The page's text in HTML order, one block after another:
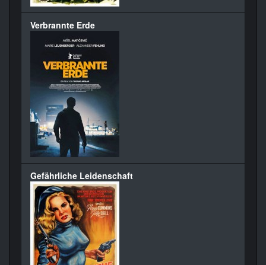
Verbrannte Erde
Gefährliche Leidenschaft